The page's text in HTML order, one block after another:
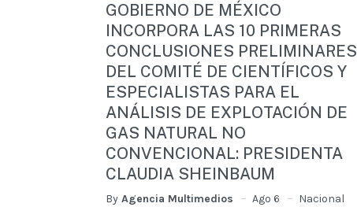
GOBIERNO DE MÉXICO
INCORPORA LAS 10 PRIMERAS
CONCLUSIONES PRELIMINARES
DEL COMITÉ DE CIENTÍFICOS Y
ESPECIALISTAS PARA EL
ANÁLISIS DE EXPLOTACIÓN DE
GAS NATURAL NO
CONVENCIONAL: PRESIDENTA
CLAUDIA SHEINBAUM
By Agencia Multimedios Ago 6 Nacional